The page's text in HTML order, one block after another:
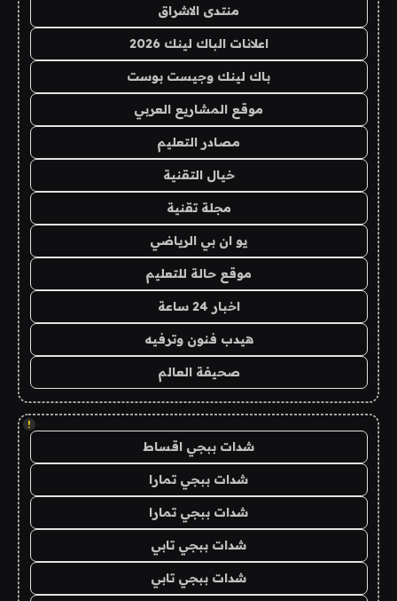
منتدى الاشراق
اعلانات الباك لينك 2026
باك لينك وجيست بوست
موقع المشاريع العربي
مصادر التعليم
خيال التقنية
مجلة تقنية
يو ان بي الرياضي
موقع حالة للتعليم
اخبار 24 ساعة
هيدب فنون وترفيه
صحيفة العالم
!
شدات ببجي اقساط
شدات ببجي تمارا
شدات ببجي تمارا
شدات ببجي تابي
شدات ببجي تابي